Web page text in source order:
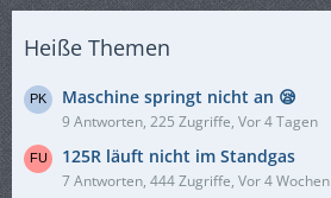
Heiße Themen
Maschine springt nicht an 😪
9 Antworten, 225 Zugriffe, Vor 4 Tagen
125R läuft nicht im Standgas
7 Antworten, 444 Zugriffe, Vor 4 Wochen